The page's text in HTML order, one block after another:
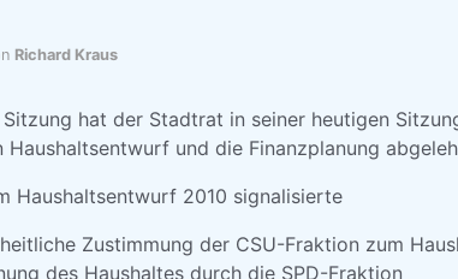
Richard Kraus
hat der Stadtrat in seiner heutigen
und die Finanzplanung
Haushaltsentwurf 2010 signalisierte
Zustimmung der CSU-Fraktion zum
des Haushaltes durch die SPD-Fraktion